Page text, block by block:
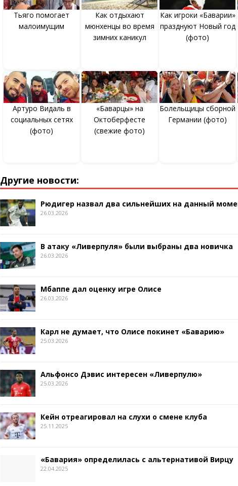
Тьяго помогает
малоимущим
Как отдыхают
мюнхенцы во время
зимних каникул
Как игроки «Баварии»
празднуют Новый год
(фото)
Артуро Видаль в
социальных сетях
(фото)
«Баварцы» на
Октоберфесте
(свежие фото)
Болельщицы сборной
Германии (фото)
Другие новости:
Рюдигер назвал два сильнейших на данный
26.03.2026
В атаку «Ливерпуля» были выбраны два новичка
26.03.2026
Мбаппе дал оценку игре Олисе
26.03.2026
Карл не думает, что Олисе покинет «Баварию»
25.03.2026
Альфонсо Дэвис интересен «Ливерпулю»
25.03.2026
Кейн отреагировал на слухи о смене клуба
25.11.2025
«Бавария» определилась с альтернативой Вирцу
22.04.2025